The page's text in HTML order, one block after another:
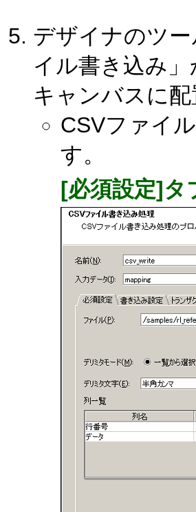
デザイナのツ
イル書き込み
キャンバスに配
CSVファイ
す。
[必須設定]タ